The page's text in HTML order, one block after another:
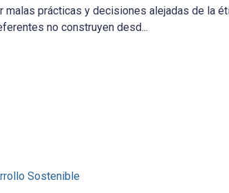
prácticas y decisiones alejadas de la
no construyen desd...
Sostenible